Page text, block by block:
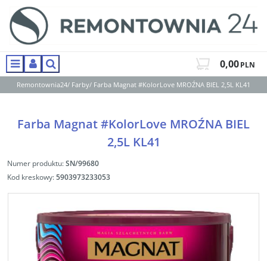
MenuPanelSzukaj 0,00PLN
Remontownia24/ Farby/ Farba Magnat #KolorLove MROŹNA BIEL 2,5L KL41
Farba Magnat #KolorLove MROŹNA BIEL
2,5L KL41
Numer produktu:SN/99680
Kod kreskowy:5903973233053